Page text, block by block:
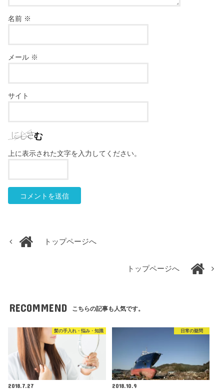
名前 ※
メール ※
サイト
上に表示された文字を入力してください。
トップページへ
トップページへ
RECOMMEND こちらの記事も人気です。
髪の手入れ・悩み・知識
2018.7.27
日常の疑問
2018.10.9